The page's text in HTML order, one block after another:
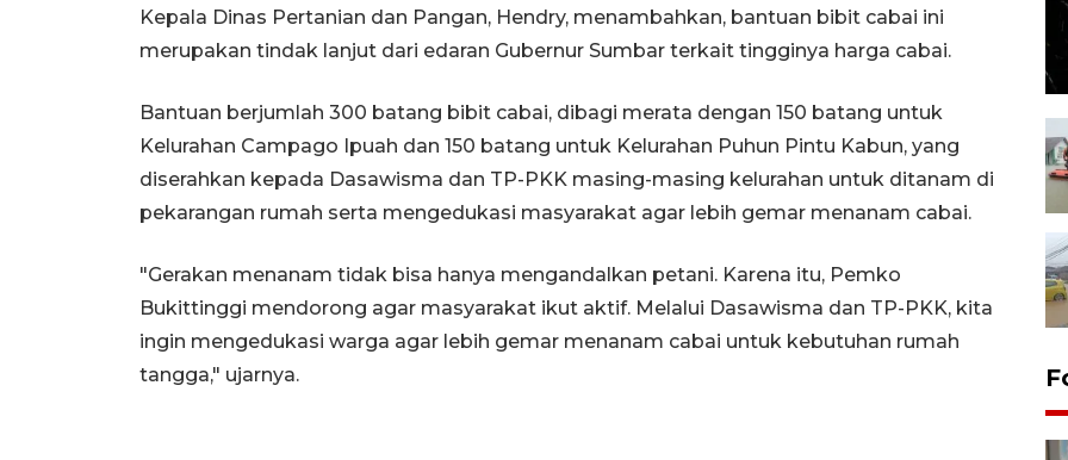
Kepala Dinas Pertanian dan Pangan, Hendry, menambahkan, bantuan bibit cabai ini
merupakan tindak lanjut dari edaran Gubernur Sumbar terkait tingginya harga cabai.
Bantuan berjumlah 300 batang bibit cabai, dibagi merata dengan 150 batang untuk
Kelurahan Campago Ipuah dan 150 batang untuk Kelurahan Puhun Pintu Kabun, yang
diserahkan kepada Dasawisma dan TP-PKK masing-masing kelurahan untuk ditanam di
pekarangan rumah serta mengedukasi masyarakat agar lebih gemar menanam cabai.
"Gerakan menanam tidak bisa hanya mengandalkan petani. Karena itu, Pemko
Bukittinggi mendorong agar masyarakat ikut aktif. Melalui Dasawisma dan TP-PKK, kita
ingin mengedukasi warga agar lebih gemar menanam cabai untuk kebutuhan rumah
tangga," ujarnya.